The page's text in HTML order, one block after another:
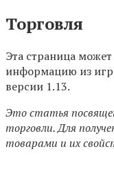
Торговля
Эта страница
информацию из
версии 1.13.
Это статья
торговли. Для
товарами и их